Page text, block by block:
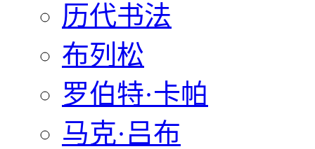
历代书法
布列松
罗伯特·卡帕
马克·吕布